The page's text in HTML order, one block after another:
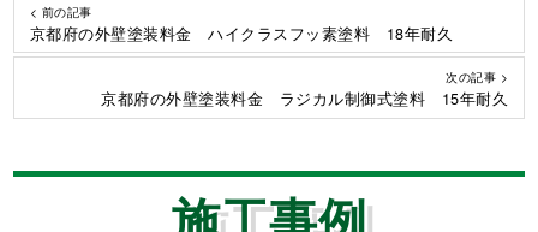
< 前の記事
京都府の外壁塗装料金 ハイクラスフッ素塗料 18年耐久
次の記事 >
京都府の外壁塗装料金 ラジカル制御式塗料 15年耐久